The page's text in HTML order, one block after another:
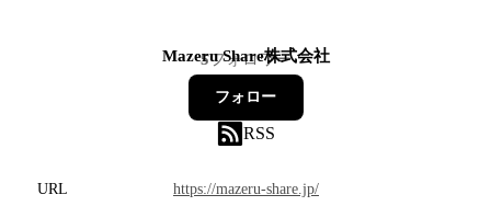
Mazeru Share株式会社
5フォロワー
フォロー
RSS
URL
https://mazeru-share.jp/